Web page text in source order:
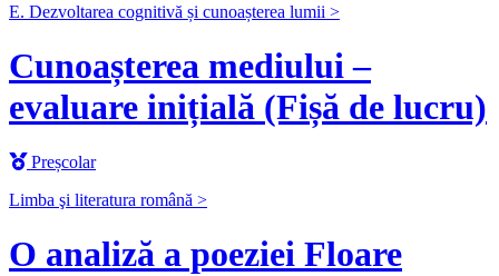
E. Dezvoltarea cognitivă și cunoașterea lumii >
Cunoașterea mediului –
evaluare inițială (Fișă de lucru)
Preșcolar
Limba şi literatura română >
O analiză a poeziei Floare